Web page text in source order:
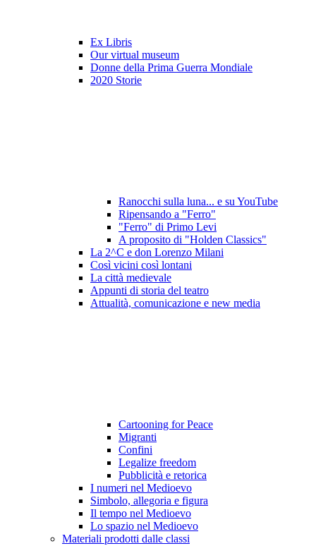
Ex Libris
Our virtual museum
Donne della Prima Guerra Mondiale
2020 Storie
Ranocchi sulla luna... e su YouTube
Ripensando a "Ferro"
"Ferro" di Primo Levi
A proposito di "Holden Classics"
La 2^C e don Lorenzo Milani
Così vicini così lontani
La città medievale
Appunti di storia del teatro
Attualità, comunicazione e new media
Cartooning for Peace
Migranti
Confini
Legalize freedom
Pubblicità e retorica
I numeri nel Medioevo
Simbolo, allegoria e figura
Il tempo nel Medioevo
Lo spazio nel Medioevo
Materiali prodotti dalle classi